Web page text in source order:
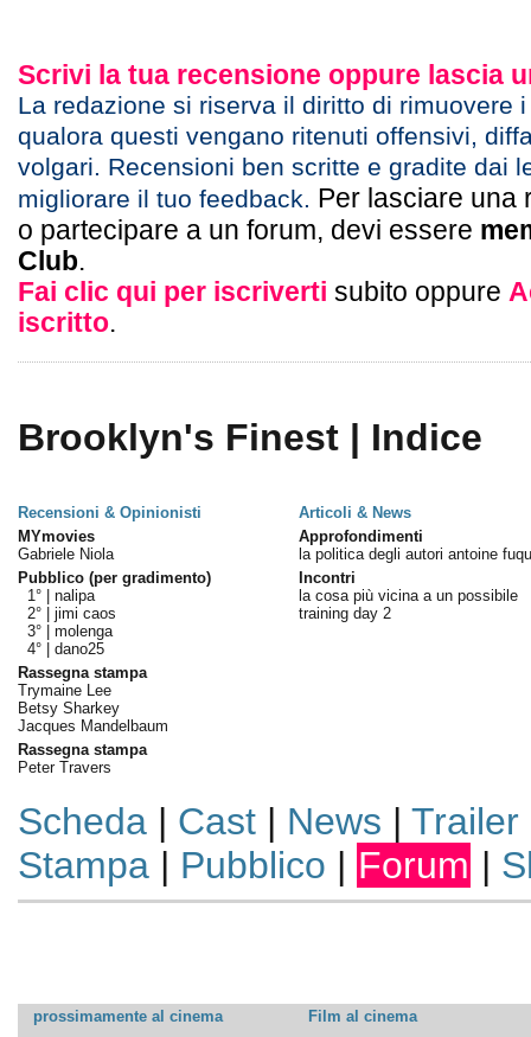
Scrivi la tua recensione oppure lascia
La redazione si riserva il diritto di rimuovere
qualora questi vengano ritenuti offensivi,
volgari. Recensioni ben scritte e gradite dai
migliorare il tuo feedback. Per lasciare una
o partecipare a un forum, devi essere
Club.
Fai clic qui per iscriverti subito oppure
iscritto.
Brooklyn's Finest | Indice
Recensioni & Opinionisti
Articoli & News
MYmovies
Gabriele Niola
Pubblico (per gradimento)
1° | nalipa
2° | jimi caos
3° | molenga
4° | dano25
Rassegna stampa
Trymaine Lee
Betsy Sharkey
Jacques Mandelbaum
Rassegna stampa
Peter Travers
Approfondimenti
la politica degli autori antoine
Incontri
la cosa più vicina a un possibile
training day 2
Scheda| Cast| News | Trailer
Stampa| Pubblico | Forum |
prossimamente al cinema
Film al cinema